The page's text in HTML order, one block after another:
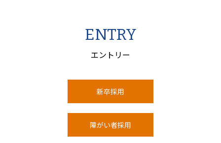
ENTRY
エントリー
新卒採用
障がい者採用